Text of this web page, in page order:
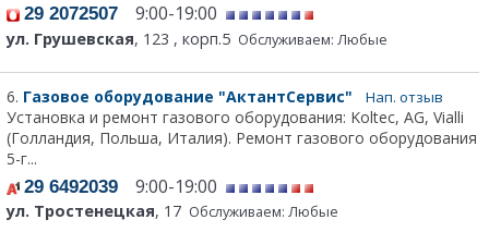
29 2072507 9:00-19:00
ул. Грушевская, 123 , корп.5 Обслуживаем: Любые
6. Газовое оборудование "АктантСервис" Нап. отзыв
Установка и ремонт газового оборудования: Koltec, AG, Vialli
(Голландия, Польша, Италия). Ремонт газового оборудования
5-г...
29 6492039 9:00-19:00
ул. Тростенецкая, 17 Обслуживаем: Любые